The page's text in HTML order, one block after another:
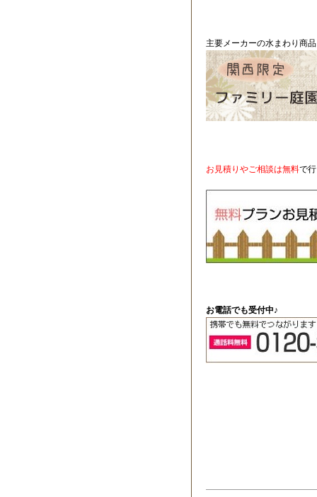
主要メーカーの水まわり商
お見積りやご相談は無料で
お電話でも受付中♪